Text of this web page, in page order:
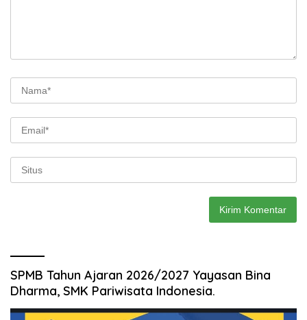
SPMB Tahun Ajaran 2026/2027 Yayasan Bina
Dharma, SMK Pariwisata Indonesia.